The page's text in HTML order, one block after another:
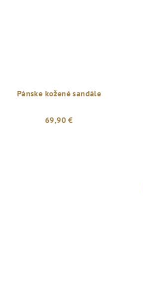
Pánske kožené sandále
69,90 €